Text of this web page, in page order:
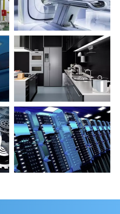
Attrezzature mediche
elettrodomestico da cucina